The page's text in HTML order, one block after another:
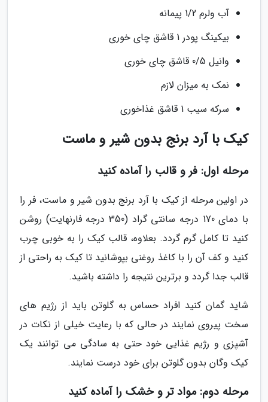
آب ولرم 1/2 پیمانه
بیکینگ پودر 1 قاشق چای خوری
وانیل 0/5 قاشق چای خوری
نمک به میزان لازم
سرکه سیب 1 قاشق غذاخوری
کیک با آرد برنج بدون شیر و ماست
مرحله اول: فر و قالب را آماده کنید
در اولین مرحله از کیک با آرد برنج بدون شیر و ماست، فر را
با دمای 170 درجه سانتی گراد (350 درجه فارنهایت) روشن
کنید تا کامل گرم گردد. بعلاوه، قالب کیک را به خوبی چرب
کنید و کف آن را با کاغذ روغنی بپوشانید تا کیک به راحتی از
قالب جدا گردد و برترین نتیجه را داشته باشید.
شاید گمان کنید افراد حساس به گلوتن باید از رژیم های
سخت پیروی نمایند در حالی که با رعایت خیلی از نکات در
آشپزی و رژیم غذایی خود حتی به سادگی می توانند یک
کیک وگان بدون گلوتن برای خود درست نمایند.
مرحله دوم: مواد تر و خشک را آماده کنید